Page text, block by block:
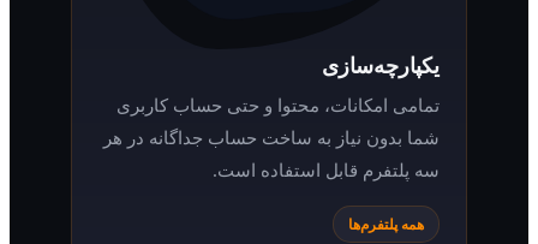
یکپارچه‌سازی
تمامی امکانات، محتوا و حتی حساب کاربری
شما بدون نیاز به ساخت حساب جداگانه در هر
سه پلتفرم قابل استفاده است.
همه پلتفرم‌ها